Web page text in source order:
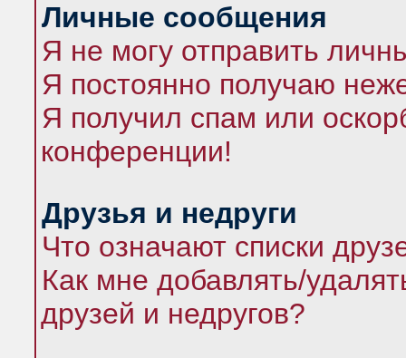
Личные сообщения
Я не могу отправить
Я постоянно получаю
Я получил спам или
конференции!
Друзья и недруги
Что означают списки
Как мне добавлять/
друзей и недругов?